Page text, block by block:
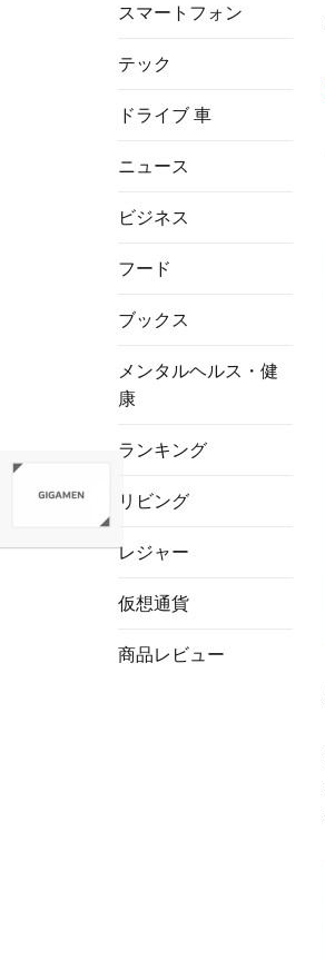
スマートフォン
テック
ドライブ 車
ニュース
ビジネス
フード
ブックス
メンタルヘルス・健
康
ランキング
リビング
レジャー
仮想通貨
商品レビュー